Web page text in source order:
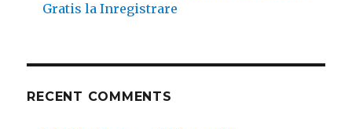
Gratis la Inregistrare
RECENT COMMENTS